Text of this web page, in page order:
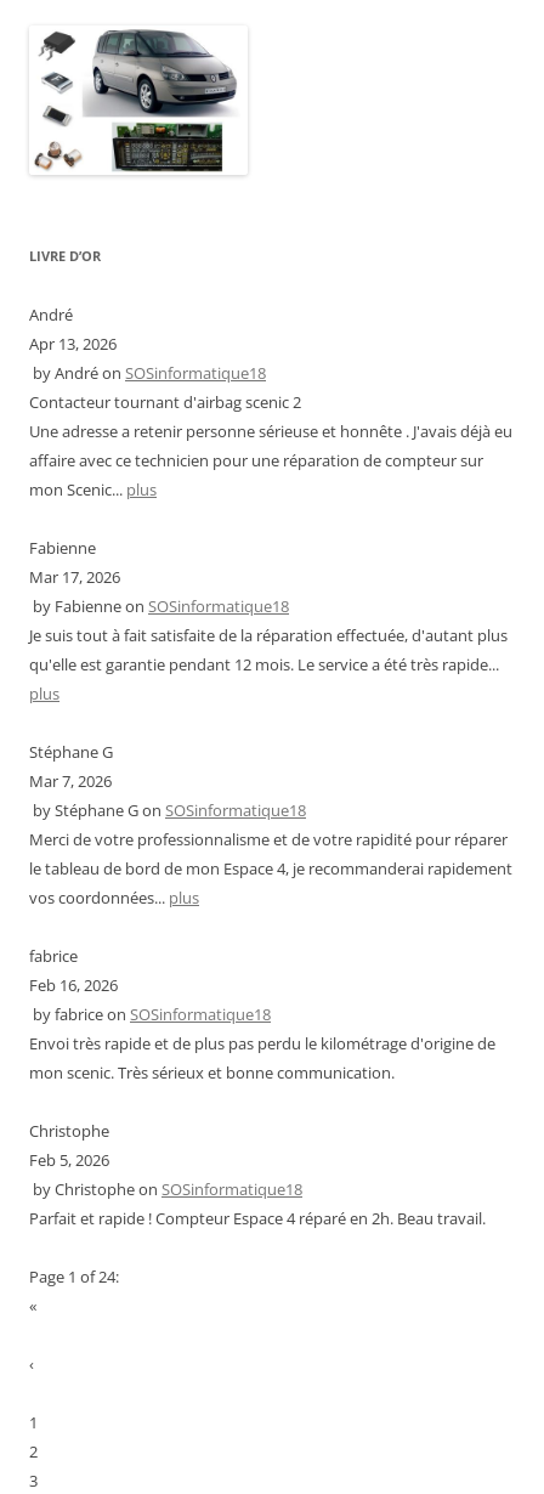
LIVRE D’OR
André
Apr 13, 2026
byAndréon SOSinformatique18
Contacteur tournant d'airbag scenic 2
Une adresse a retenir personne sérieuse et honnête . J'avais déjà eu
affaire avec ce technicien pour une réparation de compteur sur
mon Scenic... plus
Fabienne
Mar 17, 2026
by Fabienneon SOSinformatique18
Je suis tout à fait satisfaite de la réparation effectuée, d'autant plus
qu'elle est garantie pendant 12 mois. Le service a été très rapide...
plus
Stéphane G
Mar 7, 2026
byStéphane Gon SOSinformatique18
Merci de votre professionnalisme et de votre rapidité pour réparer
le tableau de bord de mon Espace 4, je recommanderai rapidement
vos coordonnées... plus
fabrice
Feb 16, 2026
byfabriceon SOSinformatique18
Envoi très rapide et de plus pas perdu le kilométrage d'origine de
mon scenic. Très sérieux et bonne communication.
Christophe
Feb 5, 2026
byChristopheon SOSinformatique18
Parfait et rapide ! Compteur Espace 4 réparé en 2h. Beau travail.
Page 1 of 24:
«
‹
1
2
3